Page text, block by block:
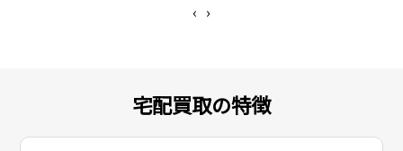
‹ ›
宅配買取の特徴